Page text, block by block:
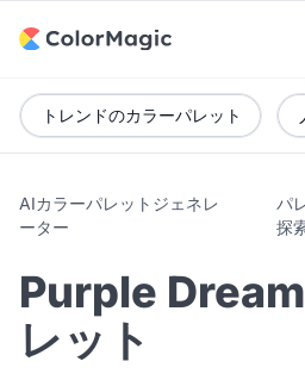
トレンドのカラーパレット
AIカラーパレットジェネレ
ーター
パ
探
Purple
レット